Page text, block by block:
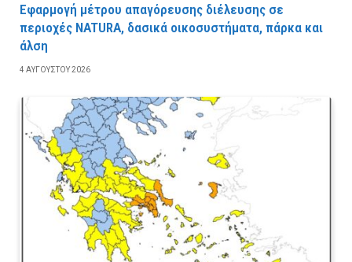
Εφαρμογή μέτρου απαγόρευσης διέλευσης σε
περιοχές NATURA, δασικά οικοσυστήματα, πάρκα και
άλση
4 ΑΥΓΟΎΣΤΟΥ 2026